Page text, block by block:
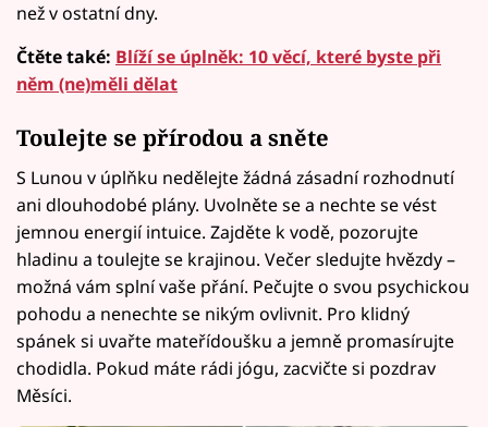
než v ostatní dny.
Čtěte také: Blíží se úplněk: 10 věcí, které byste při
něm (ne)měli dělat
Toulejte se přírodou a sněte
S Lunou v úplňku nedělejte žádná zásadní rozhodnutí
ani dlouhodobé plány. Uvolněte se a nechte se vést
jemnou energií intuice. Zajděte k vodě, pozorujte
hladinu a toulejte se krajinou. Večer sledujte hvězdy –
možná vám splní vaše přání. Pečujte o svou psychickou
pohodu a nenechte se nikým ovlivnit. Pro klidný
spánek si uvařte mateřídoušku a jemně promasírujte
chodidla. Pokud máte rádi jógu, zacvičte si pozdrav
Měsíci.